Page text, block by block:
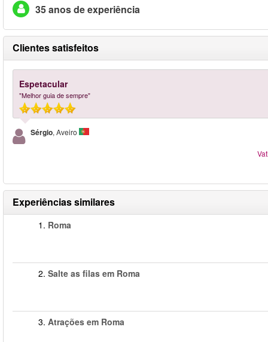
35 anos de experiência
Clientes satisfeitos
Espetacular
"Melhor guia de sempre"
Sérgio, Aveiro
Experiências similares
1. Roma
2. Salte as filas em Roma
3. Atrações em Roma